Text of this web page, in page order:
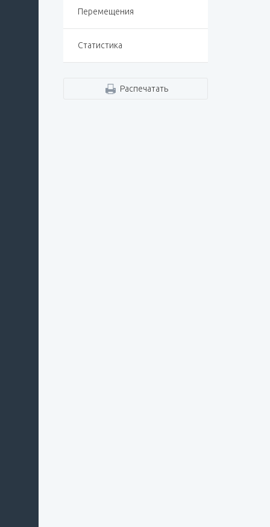
Перемещения
Статистика
Распечатать